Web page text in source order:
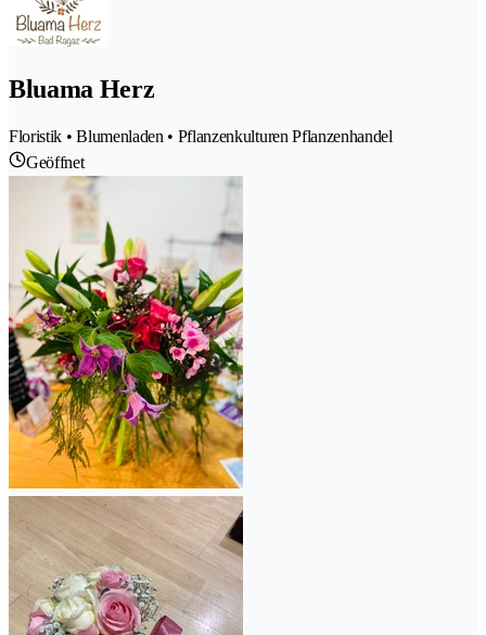
Bluama Herz
Floristik • Blumenladen • Pflanzenkulturen Pflanzenhandel
Geöffnet